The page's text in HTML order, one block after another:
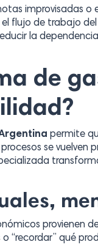
improvisadas o
flujo de trabajo del
la
de
permite
se vuelven
“recordar” qué